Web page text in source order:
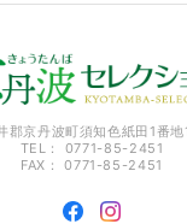
京丹波町須知色紙田1番
TEL： 0771-85-2451
FAX： 0771-85-2451